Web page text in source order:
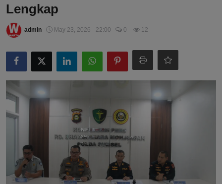
Lengkap
admin May 23, 2026 - 22:00 0 12